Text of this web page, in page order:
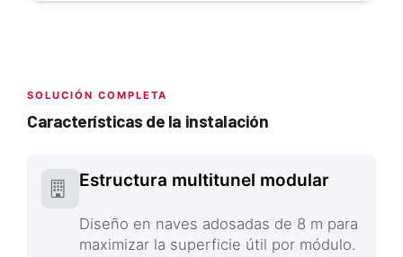
SOLUCIÓN COMPLETA
Características de la instalación
Estructura multitunel modular
Diseño en naves adosadas de 8 m para
maximizar la superficie útil por módulo.